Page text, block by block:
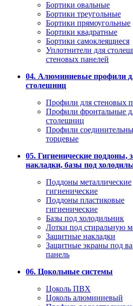
Бортики овальные
Бортики треугольные
Бортики прямоугольные
Бортики квадратные
Бортики самоклеящиеся
Уплотнители для
стеновых панелей
04. Алюминиевые профили
столешниц
Профили для стеновых
Профили фронтальные
столешниц
Профили
торцевые
05. Гигиенические поддоны,
накладки, базы под
Поддоны металлические
гигиенические
Поддоны пластиковые
гигиенические
Базы под холодильник
Лотки под стиральную
Защитные накладки
Защитные экраны под
панель
06. Цокольные системы
Цоколь ПВХ
Цоколь алюминиевый